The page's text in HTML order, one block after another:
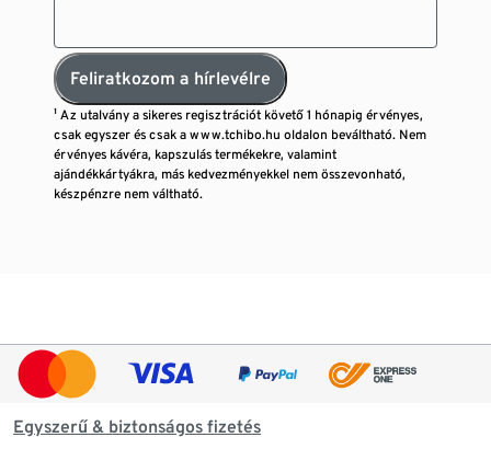
Feliratkozom a hírlevélre
¹ Az utalvány a sikeres regisztrációt követő 1 hónapig érvényes,
csak egyszer és csak a www.tchibo.hu oldalon beváltható. Nem
érvényes kávéra, kapszulás termékekre, valamint
ajándékkártyákra, más kedvezményekkel nem összevonható,
készpénzre nem váltható.
Egyszerű & biztonságos fizetés